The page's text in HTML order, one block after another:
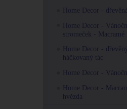
Home Decor -
Home Decor -
stromeček - Macramé
Home Decor - dřevěný
háčkovaný tác
Home Decor -
Home Decor -
hvězda